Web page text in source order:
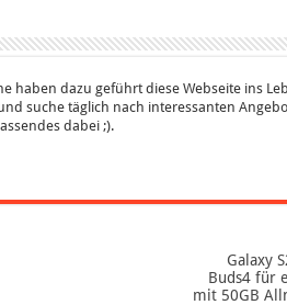
haben dazu geführt diese Webseite ins
suche täglich nach interessanten
dabei ;).
Galaxy
Buds4 für
mit 50GB